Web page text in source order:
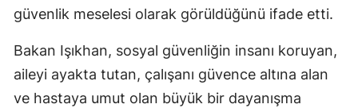
güvenlik meselesi olarak görüldüğünü ifade etti.
Bakan Işıkhan, sosyal güvenliğin insanı koruyan,
aileyi ayakta tutan, çalışanı güvence altına alan
ve hastaya umut olan büyük bir dayanışma